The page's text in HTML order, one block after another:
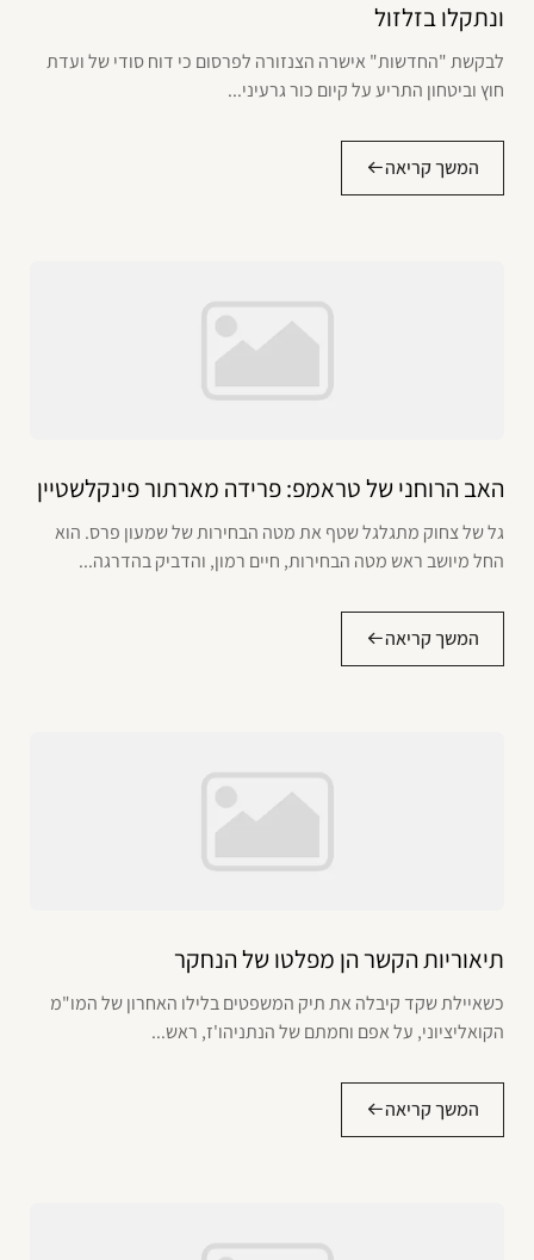
ונתקלו בזלזול
לבקשת "החדשות" אישרה הצנזורה לפרסום כי דוח סודי של ועדת
חוץ וביטחון התריע על קיום כור גרעיני...
המשך קריאה
האב הרוחני של טראמפ: פרידה מארתור פינקלשטיין
גל של צחוק מתגלגל שטף את מטה הבחירות של שמעון פרס. הוא
החל מיושב ראש מטה הבחירות, חיים רמון, והדביק בהדרגה...
המשך קריאה
תיאוריות הקשר הן מפלטו של הנחקר
כשאיילת שקד קיבלה את תיק המשפטים בלילו האחרון של המו"מ
הקואליציוני, על אפם וחמתם של הנתניהו'ז, ראש...
המשך קריאה